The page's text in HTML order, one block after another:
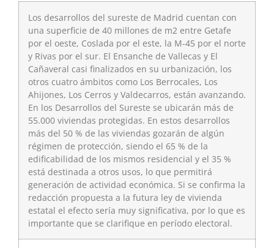
Los desarrollos del sureste de Madrid cuentan con
una superficie de 40 millones de m2 entre Getafe
por el oeste, Coslada por el este, la M-45 por el norte
y Rivas por el sur. El Ensanche de Vallecas y El
Cañaveral casi finalizados en su urbanización, los
otros cuatro ámbitos como Los Berrocales, Los
Ahijones, Los Cerros y Valdecarros, están avanzando.
En los Desarrollos del Sureste se ubicarán más de
55.000 viviendas protegidas. En estos desarrollos
más del 50 % de las viviendas gozarán de algún
régimen de protección, siendo el 65 % de la
edificabilidad de los mismos residencial y el 35 %
está destinada a otros usos, lo que permitirá
generación de actividad económica. Si se confirma la
redacción propuesta a la futura ley de vivienda
estatal el efecto sería muy significativa, por lo que es
importante que se clarifique en período electoral.